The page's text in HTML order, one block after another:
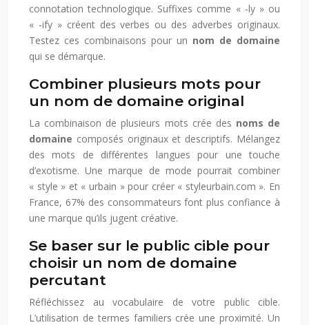
connotation technologique. Suffixes comme « -ly » ou
« -ify » créent des verbes ou des adverbes originaux.
Testez ces combinaisons pour un nom de domaine
qui se démarque.
Combiner plusieurs mots pour
un nom de domaine original
La combinaison de plusieurs mots crée des noms de
domaine composés originaux et descriptifs. Mélangez
des mots de différentes langues pour une touche
d’exotisme. Une marque de mode pourrait combiner
« style » et « urbain » pour créer « styleurbain.com ». En
France, 67% des consommateurs font plus confiance à
une marque qu’ils jugent créative.
Se baser sur le public cible pour
choisir un nom de domaine
percutant
Réfléchissez au vocabulaire de votre public cible.
L’utilisation de termes familiers crée une proximité. Un